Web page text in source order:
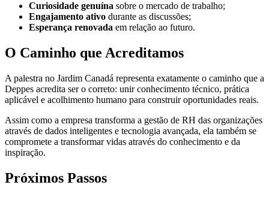
Curiosidade genuína sobre o mercado de trabalho;
Engajamento ativo durante as discussões;
Esperança renovada em relação ao futuro.
O Caminho que Acreditamos
A palestra no Jardim Canadá representa exatamente o caminho que a
Deppes acredita ser o correto: unir conhecimento técnico, prática
aplicável e acolhimento humano para construir oportunidades reais.
Assim como a empresa transforma a gestão de RH das organizações
através de dados inteligentes e tecnologia avançada, ela também se
compromete a transformar vidas através do conhecimento e da
inspiração.
Próximos Passos